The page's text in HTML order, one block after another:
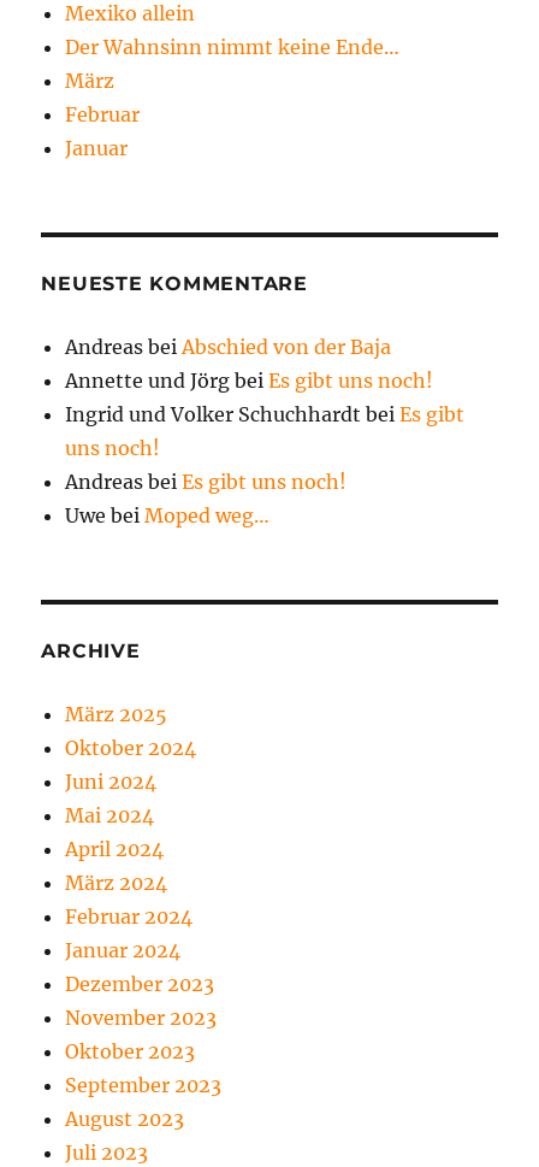
Mexiko allein
Der Wahnsinn nimmt keine Ende…
März
Februar
Januar
NEUESTE KOMMENTARE
Andreas beiAbschied von der Baja
Annette und Jörg beiEs gibt uns noch!
Ingrid und Volker Schuchhardt beiEs gibt
uns noch!
Andreas beiEs gibt uns noch!
Uwe beiMoped weg…
ARCHIVE
März 2025
Oktober 2024
Juni 2024
Mai 2024
April 2024
März 2024
Februar 2024
Januar 2024
Dezember 2023
November 2023
Oktober 2023
September 2023
August 2023
Juli 2023